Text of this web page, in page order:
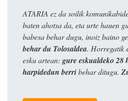
ATARIA ez da soilik
baten ahotsa da, eta urte hauen
babesa behar dugu, inoiz baino
behar du Tolosaldea. Horregatik
esku artean: gure eskualdeko
harpidedun berribehar ditugu.